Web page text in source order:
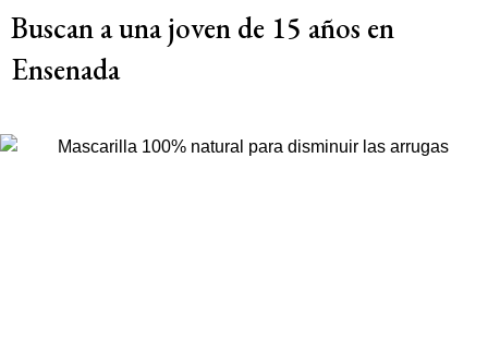
Buscan a una joven de 15 años en
Ensenada